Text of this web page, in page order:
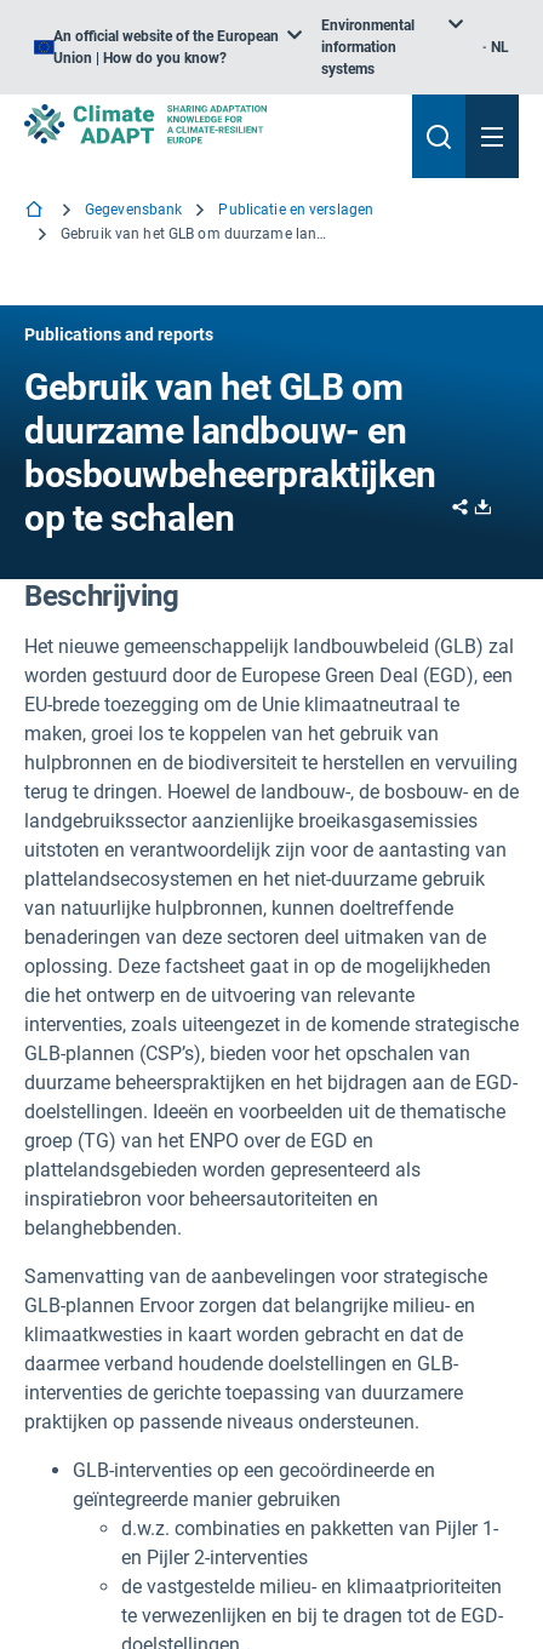
An official website of the European
Union | How do you know?
Environmental
information
systems
NL
Gegevensbank
Publicatie en verslagen
Gebruik van het GLB om duurzame landbouw- en bosbouwbeheerpraktijken op te schalen
Publications and reports
Gebruik van het GLB om
duurzame landbouw- en
bosbouwbeheerpraktijken
op te schalen
Share
Beschrijving
Het nieuwe gemeenschappelijk landbouwbeleid (GLB) zal
worden gestuurd door de Europese Green Deal (EGD), een
EU-brede toezegging om de Unie klimaatneutraal te
maken, groei los te koppelen van het gebruik van
hulpbronnen en de biodiversiteit te herstellen en vervuiling
terug te dringen. Hoewel de landbouw-, de bosbouw- en de
landgebruikssector aanzienlijke broeikasgasemissies
uitstoten en verantwoordelijk zijn voor de aantasting van
plattelandsecosystemen en het niet-duurzame gebruik
van natuurlijke hulpbronnen, kunnen doeltreffende
benaderingen van deze sectoren deel uitmaken van de
oplossing. Deze factsheet gaat in op de mogelijkheden
die het ontwerp en de uitvoering van relevante
interventies, zoals uiteengezet in de komende strategische
GLB-plannen (CSP’s), bieden voor het opschalen van
duurzame beheerspraktijken en het bijdragen aan de EGD-
doelstellingen. Ideeën en voorbeelden uit de thematische
groep (TG) van het ENPO over de EGD en
plattelandsgebieden worden gepresenteerd als
inspiratiebron voor beheersautoriteiten en
belanghebbenden.
Samenvatting van de aanbevelingen voor strategische
GLB-plannen Ervoor zorgen dat belangrijke milieu- en
klimaatkwesties in kaart worden gebracht en dat de
daarmee verband houdende doelstellingen en GLB-
interventies de gerichte toepassing van duurzamere
praktijken op passende niveaus ondersteunen.
GLB-interventies op een gecoördineerde en
geïntegreerde manier gebruiken
d.w.z. combinaties en pakketten van Pijler 1-
en Pijler 2-interventies
de vastgestelde milieu- en klimaatprioriteiten
te verwezenlijken en bij te dragen tot de EGD-